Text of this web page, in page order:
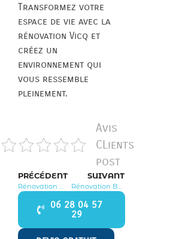
Transformez votre
espace de vie avec la
rénovation Vicq et
créez un
environnement qui
vous ressemble
pleinement.
Avis
CLients
post
PRÉCÉDENT SUIVANT
06 28 04 57
29